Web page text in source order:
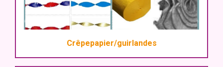
Crêpepapier/guirlandes